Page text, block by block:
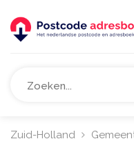
Zuid-Holland